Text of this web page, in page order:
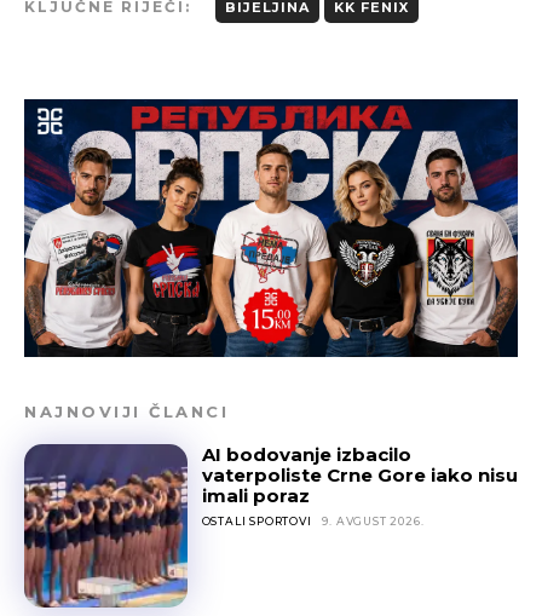
KLJUČNE RIJEČI: BIJELJINA KK FENIX
NAJNOVIJI ČLANCI
AI bodovanje izbacilo
vaterpoliste Crne Gore iako nisu
imali poraz
OSTALI SPORTOVI 9. AVGUST 2026.